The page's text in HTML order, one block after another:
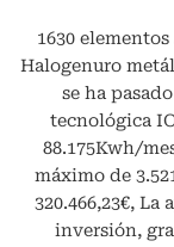
1630
Halogenuro
se ha
tecnológica
88.175Kwh/
máximo de
320.466,23€,
inversión,